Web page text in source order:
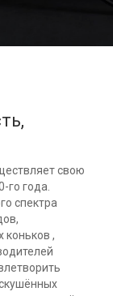
свою
го года.
спектра
коньков ,